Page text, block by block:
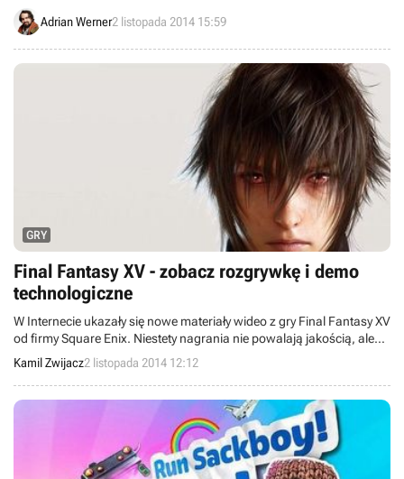
postaciami.
Adrian Werner2 listopada 2014 15:59
GRY
Final Fantasy XV - zobacz rozgrywkę i demo
technologiczne
W Internecie ukazały się nowe materiały wideo z gry Final Fantasy XV
od firmy Square Enix. Niestety nagrania nie powalają jakością, ale
pozwalają zapoznać się m.in. fragmentem otwartego świata
produkcji.
Kamil Zwijacz2 listopada 2014 12:12